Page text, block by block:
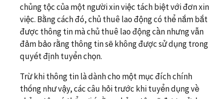
chủng tộc của một người xin việc tách biệt với đơn xin
việc. Bằng cách đó, chủ thuê lao động có thể nắm bắt
được thông tin mà chủ thuê lao động cần nhưng vẫn
đảm bảo rằng thông tin sẽ không được sử dụng trong
quyết định tuyển chọn.
Trừ khi thông tin là dành cho một mục đích chính
thống như vậy, các câu hỏi trước khi tuyển dụng về